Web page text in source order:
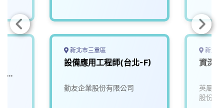
新北市三重區
設備應用工程師(台北-F)
勤友企業股份有限公司
新北
資深
英屬維
股份有